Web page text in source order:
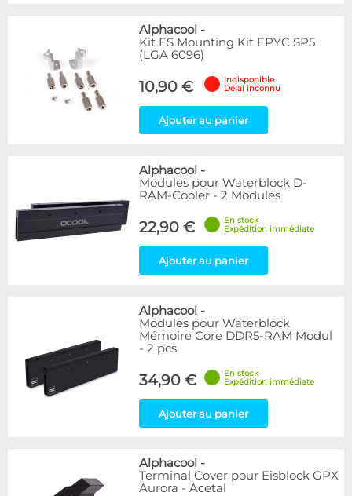
Alphacool -
Kit ES Mounting Kit EPYC SP5
(LGA 6096)
10,90 €
Indisponible
Délai inconnu
Ajouter au panier
Alphacool -
Modules pour Waterblock D-
RAM-Cooler - 2 Modules
22,90 €
En stock
Expédition immédiate
Ajouter au panier
Alphacool -
Modules pour Waterblock
Mémoire Core DDR5-RAM Modul
- 2 pcs
34,90 €
En stock
Expédition immédiate
Ajouter au panier
Alphacool -
Terminal Cover pour Eisblock GPX
Aurora - Acetal